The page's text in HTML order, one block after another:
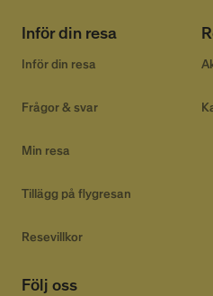
Inför din resa
Inför din resa
Frågor & svar
Min resa
Tillägg på flygresan
Resevillkor
Följ oss